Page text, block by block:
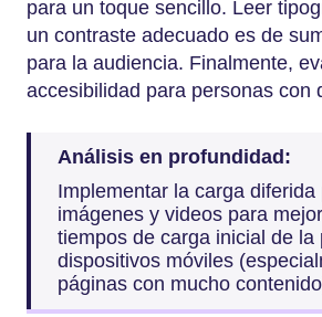
para un toque sencillo. Leer
un contraste adecuado es de
para la audiencia. Finalmente,
accesibilidad para personas con
Análisis en profundidad:
Implementar la carga diferida
imágenes y videos para
tiempos de carga inicial de la
dispositivos móviles
páginas con mucho